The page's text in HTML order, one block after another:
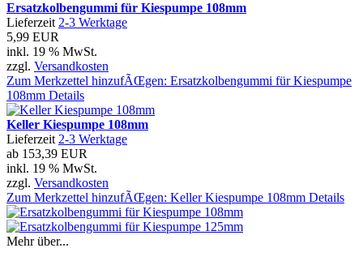
Ersatzkolbengummi für Kiespumpe 108mm
Lieferzeit2-3 Werktage
5,99 EUR
inkl. 19 % MwSt.
zzgl. Versandkosten
Zum Merkzettel hinzufÃŒgen: Ersatzkolbengummi für Kiespumpe
108mm Details
Keller Kiespumpe 108mm
Lieferzeit2-3 Werktage
ab 153,39 EUR
inkl. 19 % MwSt.
zzgl. Versandkosten
Zum Merkzettel hinzufÃŒgen: Keller Kiespumpe 108mm Details
Mehr über...